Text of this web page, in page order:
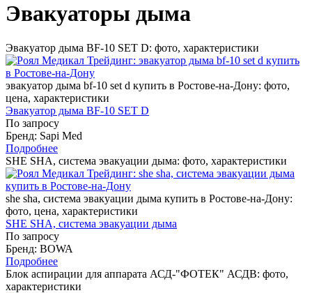
Эвакуаторы дыма
Эвакуатор дыма BF-10 SET D: фото, характеристики
эвакуатор дыма bf-10 set d купить в Ростове-на-Дону: фото,
цена, характеристики
Эвакуатор дыма BF-10 SET D
По запросу
Бренд: Sapi Med
Подробнее
SHE SHA, система эвакуации дыма: фото, характеристики
she sha, система эвакуации дыма купить в Ростове-на-Дону:
фото, цена, характеристики
SHE SHA, система эвакуации дыма
По запросу
Бренд: BOWA
Подробнее
Блок аспирации для аппарата АСД-"ФОТЕК" АСДВ: фото,
характеристики